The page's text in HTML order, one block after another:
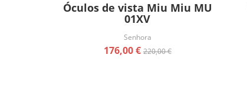
Óculos de vista Miu Miu MU
01XV
Senhora
176,00 €220,00 €